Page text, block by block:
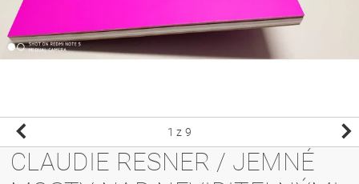
1 z 9
CLAUDIE RESNER / JEMNÉ